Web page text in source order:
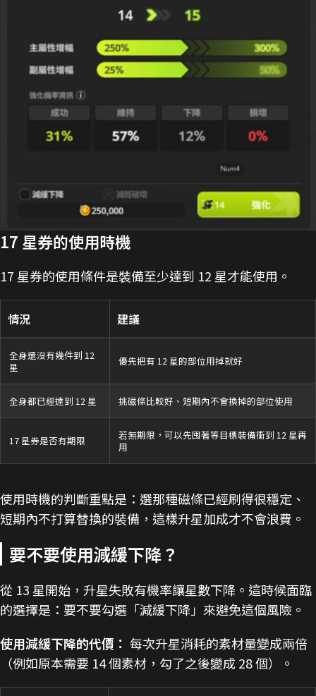
17 星券的使用時機
17 星券的使用條件是裝備至少達到 12 星才能使用。
情況 建議
全身還沒有幾件到 12
星
優先把有 12 星的部位用掉就好
全身都已經達到 12 星 挑磁條比較好、短期內不會換掉的部位使用
17 星券是否有期限
若無期限，可以先囤著等目標裝備衝到 12 星再
用
使用時機的判斷重點是：選那種磁條已經刷得很穩定、
短期內不打算替換的裝備，這樣升星加成才不會浪費。
要不要使用減緩下降？
從 13 星開始，升星失敗有機率讓星數下降。這時候面臨
的選擇是：要不要勾選「減緩下降」來避免這個風險。
使用減緩下降的代價： 每次升星消耗的素材量變成兩倍
（例如原本需要 14 個素材，勾了之後變成 28 個）。